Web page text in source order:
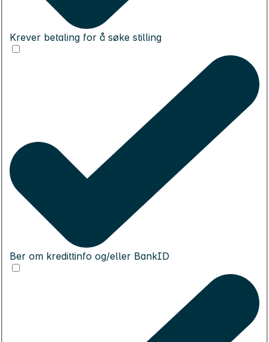
Krever betaling for å søke stilling
Ber om kredittinfo og/eller BankID